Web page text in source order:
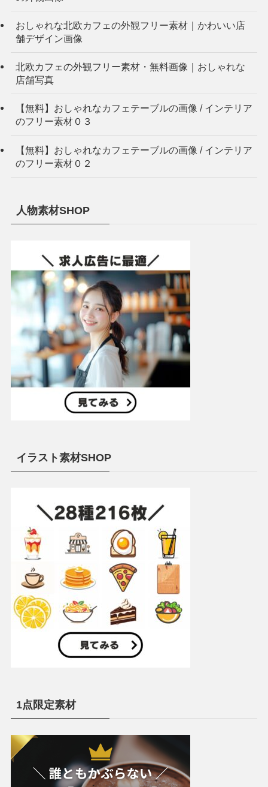
おしゃれな北欧カフェの外観フリー素材｜かわいい店
舗デザイン画像
北欧カフェの外観フリー素材・無料画像｜おしゃれな
店舗写真
【無料】おしゃれなカフェテーブルの画像 / インテリア
のフリー素材０３
【無料】おしゃれなカフェテーブルの画像 / インテリア
のフリー素材０２
人物素材SHOP
イラスト素材SHOP
1点限定素材